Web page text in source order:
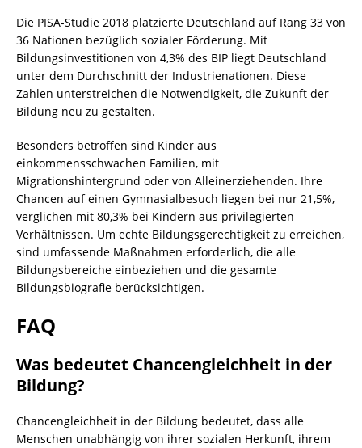
Die PISA-Studie 2018 platzierte Deutschland auf Rang 33 von
36 Nationen bezüglich sozialer Förderung. Mit
Bildungsinvestitionen von 4,3% des BIP liegt Deutschland
unter dem Durchschnitt der Industrienationen. Diese
Zahlen unterstreichen die Notwendigkeit, die Zukunft der
Bildung neu zu gestalten.
Besonders betroffen sind Kinder aus
einkommensschwachen Familien, mit
Migrationshintergrund oder von Alleinerziehenden. Ihre
Chancen auf einen Gymnasialbesuch liegen bei nur 21,5%,
verglichen mit 80,3% bei Kindern aus privilegierten
Verhältnissen. Um echte Bildungsgerechtigkeit zu erreichen,
sind umfassende Maßnahmen erforderlich, die alle
Bildungsbereiche einbeziehen und die gesamte
Bildungsbiografie berücksichtigen.
FAQ
Was bedeutet Chancengleichheit in der
Bildung?
Chancengleichheit in der Bildung bedeutet, dass alle
Menschen unabhängig von ihrer sozialen Herkunft, ihrem